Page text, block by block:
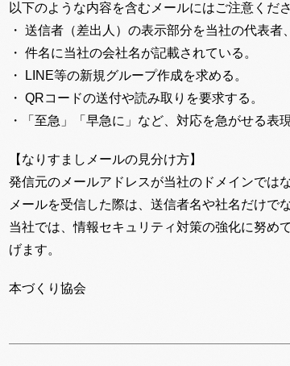
以下のような内容を含むメールにはご注意くださ
・ 送信者（差出人）の表示部分を当社の代表者
・ 件名に当社の会社名が記載されている。
・ LINE等の新規グループ作成を求める。
・ QRコードの送付や読み取りを要求する。
・「至急」「早急に」など、対応を急がせる表
【なりすましメールの見分け方】
発信元のメールアドレスが当社のドメインでは
メールを受信した際は、送信者名や社名だけで
当社では、情報セキュリティ対策の強化に努め
げます。
本づくり協会